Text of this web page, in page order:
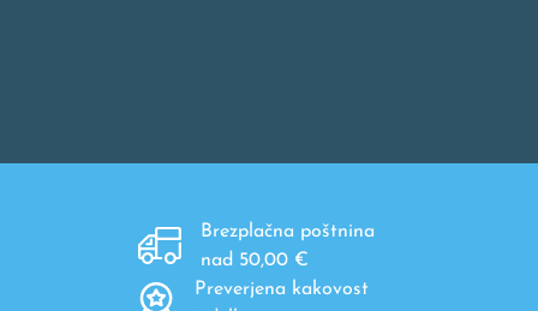
Brezplačna poštnina
nad 50,00 €
Preverjena kakovost